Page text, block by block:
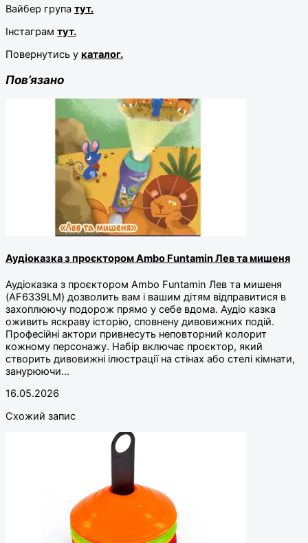
Вайбер група тут.
Інстаграм тут.
Повернутись у каталог.
Пов’язано
Аудіоказка з проєктором Ambo Funtamin Лев та мишеня
Аудіоказка з проєктором Ambo Funtamin Лев та мишеня
(AF6339LM) дозволить вам і вашим дітям відправитися в
захоплюючу подорож прямо у себе вдома. Аудіо казка
оживить яскраву історію, сповнену дивовижних подій.
Професійні актори привнесуть неповторний колорит
кожному персонажу. Набір включає проєктор, який
створить дивовижні ілюстрації на стінах або стелі кімнати,
занурюючи…
16.05.2026
Схожий запис